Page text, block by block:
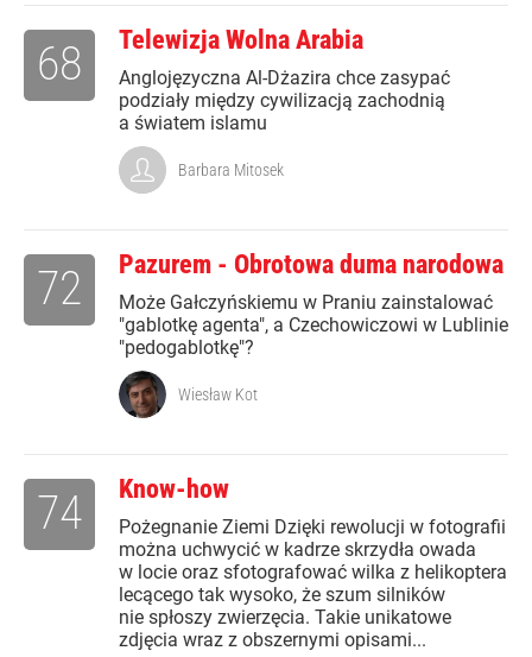
Telewizja Wolna Arabia
Anglojęzyczna Al-Dżazira chce zasypać
podziały między cywilizacją zachodnią
a światem islamu
68
Barbara Mitosek
Pazurem - Obrotowa duma narodowa
Może Gałczyńskiemu w Praniu zainstalować
"gablotkę agenta", a Czechowiczowi w Lublinie
"pedogablotkę"?
72
Wiesław Kot
Know-how
Pożegnanie Ziemi Dzięki rewolucji w fotografii
można uchwycić w kadrze skrzydła owada
w locie oraz sfotografować wilka z helikoptera
lecącego tak wysoko, że szum silników
nie spłoszy zwierzęcia. Takie unikatowe
zdjęcia wraz z obszernymi opisami...
74